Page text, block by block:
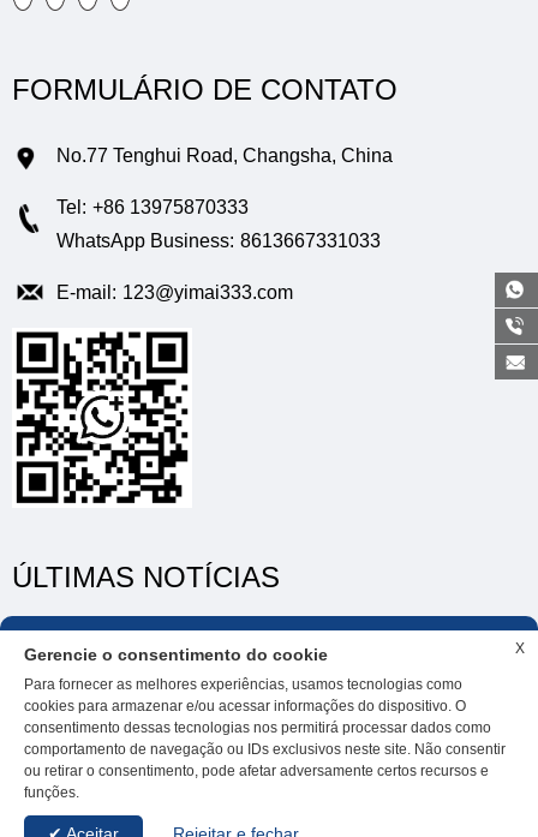
FORMULÁRIO DE CONTATO
No.77 Tenghui Road, Changsha, China
Tel: +86 13975870333
WhatsApp Business: 8613667331033
E-mail: 123@yimai333.com
ÚLTIMAS NOTÍCIAS
25/04/24
Hunan Yimai Technology Co., Ltd.
© Copyright - Yimai Technology Todos os direitos reservados.
Gerencie o consentimento do cookie
Para fornecer as melhores experiências, usamos tecnologias como
cookies para armazenar e/ou acessar informações do dispositivo. O
consentimento dessas tecnologias nos permitirá processar dados como
comportamento de navegação ou IDs exclusivos neste site. Não consentir
ou retirar o consentimento, pode afetar adversamente certos recursos e
funções.
X